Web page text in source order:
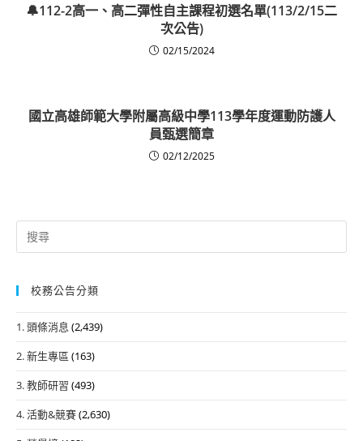
🔔112-2高一、高二彈性自主課程初選名單(113/2/15二
次公告)
02/15/2024
國立高雄師範大學附屬高級中學113學年度運動防護人
員甄選簡章
02/12/2025
Search
for:
校務公告分類
1. 頭條消息 (2,439)
2. 新生專區 (163)
3. 教師研習 (493)
4. 活動&競賽(2,630)